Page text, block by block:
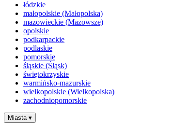
łódzkie
małopolskie (Małopolska)
mazowieckie (Mazowsze)
opolskie
podkarpackie
podlaskie
pomorskie
śląskie (Śląsk)
świętokrzyskie
warmińsko-mazurskie
wielkopolskie (Wielkopolska)
zachodniopomorskie
Miasta ▾